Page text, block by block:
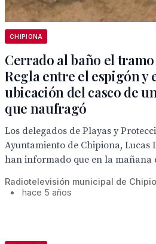
CHIPIONA
Cerrado al baño el
Regla entre el espigón y
ubicación del casco de
que naufragó
Los delegados de Playas y
Ayuntamiento de Chipiona, Lucas
han informado que en la mañana
Radiotelevisión municipal de
•
hace 5 años